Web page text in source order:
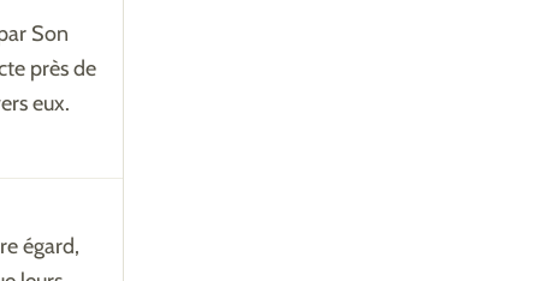
Son
près de
eux.
égard,